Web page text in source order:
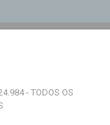
- TODOS OS